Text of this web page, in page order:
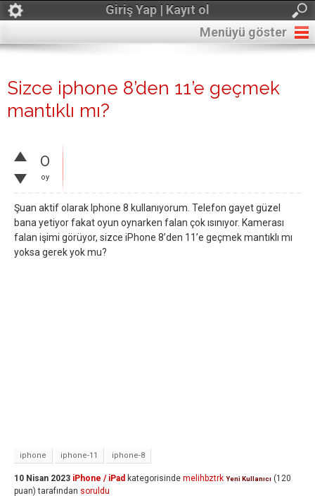
Giriş Yap | Kayıt ol
Menüyü göster
Sizce iphone 8’den 11’e geçmek
mantıklı mı?
0
oy
Şuan aktif olarak Iphone 8 kullanıyorum. Telefon gayet güzel
bana yetiyor fakat oyun oynarken falan çok ısınıyor. Kamerası
falan işimi görüyor, sizce iPhone 8’den 11’e geçmek mantıklı mı
yoksa gerek yok mu?
iphone iphone-11 iphone-8
10 Nisan 2023 iPhone / iPad kategorisinde melihbztrk Yeni Kullanıcı (120
puan) tarafından soruldu